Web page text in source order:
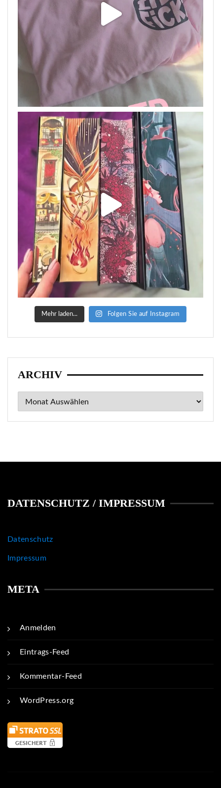
Mehr laden... Folgen Sie auf Instagram
ARCHIV
Archiv
DATENSCHUTZ / IMPRESSUM
Datenschutz
Impressum
META
Anmelden
Eintrags-Feed
Kommentar-Feed
WordPress.org